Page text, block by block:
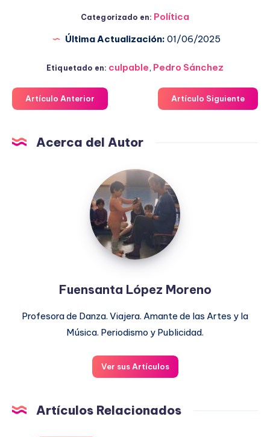
Categorizado en: Política
Última Actualización: 01/06/2025
Etiquetado en: culpable, Pedro Sánchez
Artículo Anterior Artículo Siguiente
Acerca del Autor
Fuensanta
López
Moreno
Fuensanta López Moreno
Profesora de Danza. Viajera. Amante de las Artes y la
Música. Periodismo y Publicidad.
Ver sus Artículos
Artículos Relacionados